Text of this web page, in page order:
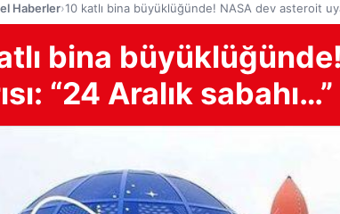
Haberler›10 katlı bina büyüklüğünde! NASA dev asteroit
bina
“24 Aralık sabahı…”